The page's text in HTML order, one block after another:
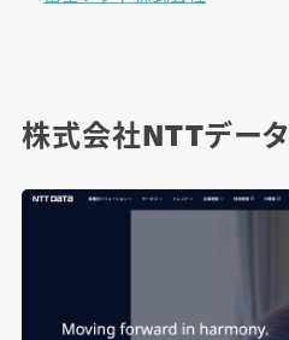
株式会社NTTデータ